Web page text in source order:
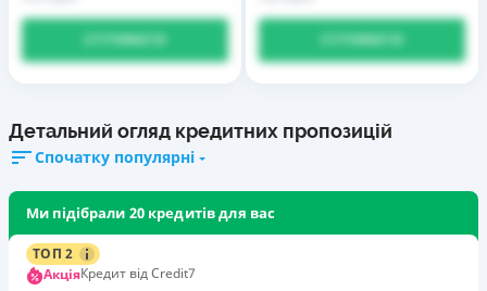
ОТРИМАТИ ОТРИМАТИ
Детальний огляд кредитних пропозицій
Спочатку популярні
Ми підібрали 20 кредитів для вас
ТОП 2
АкціяКредит від Credit7